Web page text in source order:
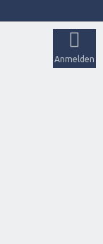
Anmelden